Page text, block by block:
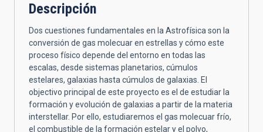
Descripción
Dos cuestiones fundamentales en la Astrofísica son la
conversión de gas molecuar en estrellas y cómo este
proceso físico depende del entorno en todas las
escalas, desde sistemas planetarios, cúmulos
estelares, galaxias hasta cúmulos de galaxias. El
objectivo principal de este proyecto es el de estudiar la
formación y evolución de galaxias a partir de la materia
interstellar. Por ello, estudiaremos el gas molecuar frío,
el combustible de la formación estelar y el polvo,